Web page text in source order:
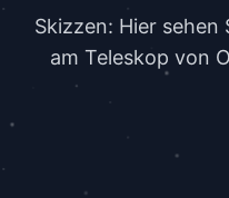
Skizzen: Hier sehen
am Teleskop von